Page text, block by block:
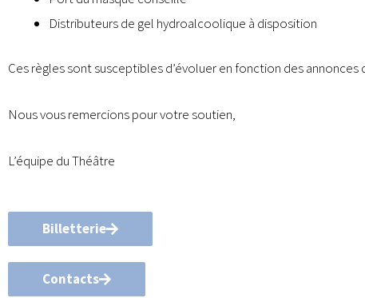
Distributeurs de gel hydroalcoolique à disposition
Ces règles sont susceptibles d’évoluer en fonction des
Nous vous remercions pour votre soutien,
L’équipe du Théâtre
Billetterie
Contacts